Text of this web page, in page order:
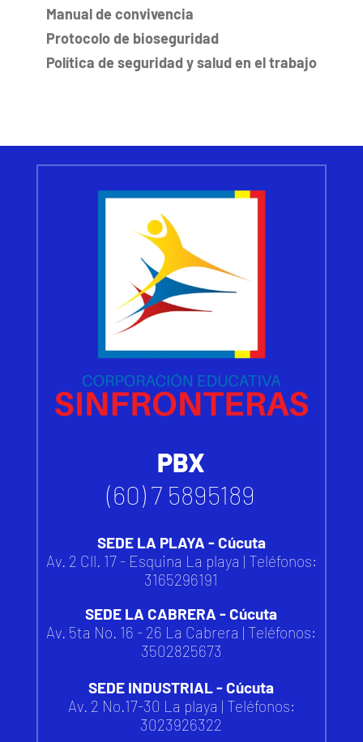
Manual de convivencia
Protocolo de bioseguridad
Política de seguridad y salud en el trabajo
PBX
(60) 7 5895189
SEDE LA PLAYA - Cúcuta
Av. 2 Cll. 17 - Esquina La playa | Teléfonos:
3165296191
SEDE LA CABRERA - Cúcuta
Av. 5ta No. 16 - 26 La Cabrera | Teléfonos:
3502825673
SEDE INDUSTRIAL - Cúcuta
Av. 2 No.17-30 La playa | Teléfonos:
3023926322